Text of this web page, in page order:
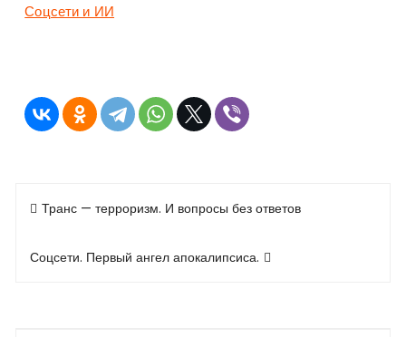
Соцсети и ИИ
Навигация
записям
Транс — терроризм. И вопросы без ответов
Соцсети. Первый ангел апокалипсиса.